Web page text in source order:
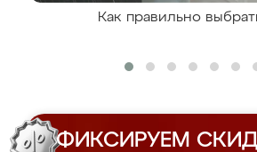
Как правильно
ФИКСИРУЕМ